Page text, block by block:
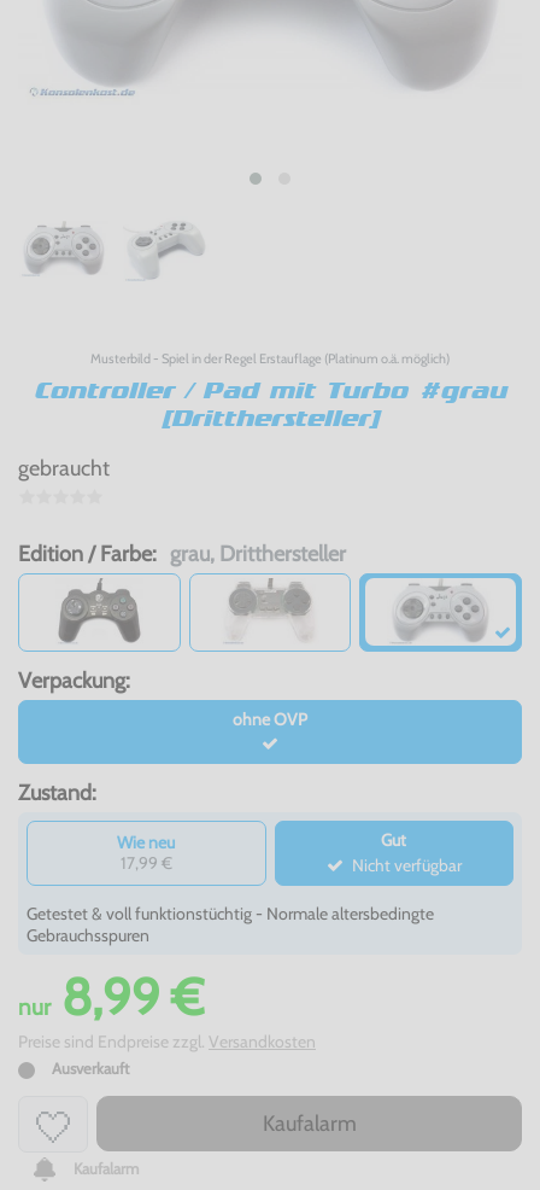
Musterbild - Spiel in der Regel Erstauflage (Platinum o.ä. möglich)
Controller / Pad mit Turbo #grau
[Dritthersteller]
gebraucht
Edition / Farbe: grau, Dritthersteller
Verpackung:
ohne OVP
Zustand:
Wie neu
17,99 €
Gut
Nicht verfügbar
Getestet & voll funktionstüchtig - Normale altersbedingte
Gebrauchsspuren
nur8,99 €
Preise sind Endpreise zzgl. Versandkosten
Ausverkauft
Kaufalarm
Kaufalarm